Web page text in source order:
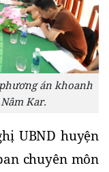
án khoanh
Kar.
UBND huyện
chuyên môn